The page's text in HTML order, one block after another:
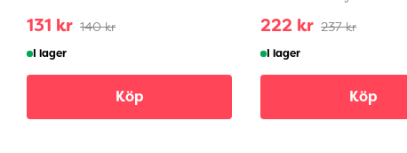
131 kr 140 kr
I lager
Köp
222 kr 237 kr
I lager
Köp